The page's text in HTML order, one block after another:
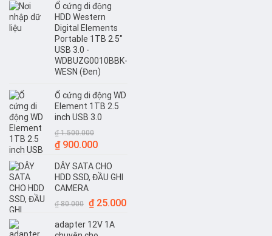
Ổ cứng di động
HDD Western
Digital Elements
Portable 1TB 2.5"
USB 3.0 -
WDBUZG0010BBK-
WESN (Đen)
Ổ cứng di động WD
Element 1TB 2.5
inch USB 3.0
₫1.500.000
Giá
là:
₫ 1.500.000.
₫900.000Giá
tại
là:
DÂY SATA CHO
HDD SSD, ĐẦU GHI
CAMERA
₫80.000 Giá
là:
₫25.000Giá
adapter 12V 1A